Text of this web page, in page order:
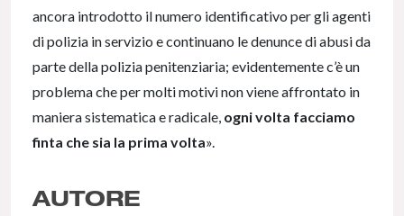
ancora introdotto il numero identificativo per gli agenti
di polizia in servizio e continuano le denunce di abusi da
parte della polizia penitenziaria; evidentemente c’è un
problema che per molti motivi non viene affrontato in
maniera sistematica e radicale, ogni volta facciamo
finta che sia la prima volta».
AUTORE